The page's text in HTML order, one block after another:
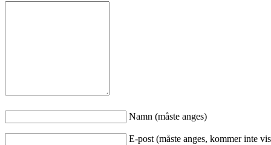
Namn (måste anges)
E-post (måste anges, kommer inte